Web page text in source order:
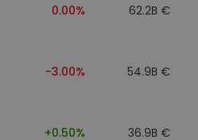
0.00% 62.2B €
-3.00% 54.9B €
+0.50% 36.9B €